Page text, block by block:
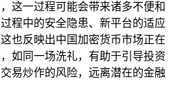
这一过程可能会带来诸多不便和
程中的安全隐患、新平台的适应
也反映出中国加密货币市场正在
如同一场洗礼，有助于引导投资
易炒作的风险，远离潜在的金融